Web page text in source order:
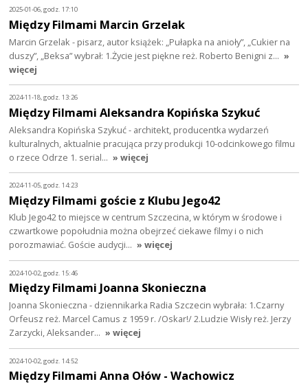
2025-01-06, godz. 17:10
Między Filmami Marcin Grzelak
Marcin Grzelak - pisarz, autor książek: „Pułapka na anioły”, „Cukier na
duszy”, „Beksa” wybrał: 1.Życie jest piękne reż. Roberto Benigni z… »
więcej
2024-11-18, godz. 13:26
Między Filmami Aleksandra Kopińska Szykuć
Aleksandra Kopińska Szykuć - architekt, producentka wydarzeń
kulturalnych, aktualnie pracująca przy produkcji 10-odcinkowego filmu
o rzece Odrze 1. serial… » więcej
2024-11-05, godz. 14:23
Między Filmami goście z Klubu Jego42
Klub Jego42 to miejsce w centrum Szczecina, w którym w środowe i
czwartkowe popołudnia można obejrzeć ciekawe filmy i o nich
porozmawiać. Goście audycji… » więcej
2024-10-02, godz. 15:46
Między Filmami Joanna Skonieczna
Joanna Skonieczna - dziennikarka Radia Szczecin wybrała: 1.Czarny
Orfeusz reż. Marcel Camus z 1959 r. /Oskar!/ 2.Ludzie Wisły reż. Jerzy
Zarzycki, Aleksander… » więcej
2024-10-02, godz. 14:52
Między Filmami Anna Ołów - Wachowicz